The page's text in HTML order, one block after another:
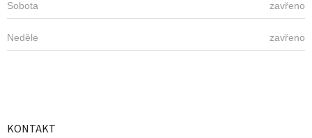
Sobota zavřeno
Neděle zavřeno
KONTAKT